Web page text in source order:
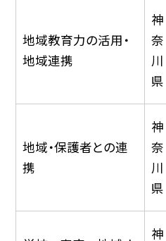
地域教育力の活用・
地域連携
神
奈
川
県
地域・保護者との連
携
神
奈
川
県
神